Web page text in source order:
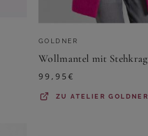
GOLDNER
99,95€
ZUATELIER GOLDNER